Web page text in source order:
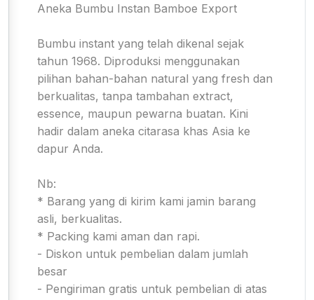
Aneka Bumbu Instan Bamboe Export
Bumbu instant yang telah dikenal sejak
tahun 1968. Diproduksi menggunakan
pilihan bahan-bahan natural yang fresh dan
berkualitas, tanpa tambahan extract,
essence, maupun pewarna buatan. Kini
hadir dalam aneka citarasa khas Asia ke
dapur Anda.
Nb:
* Barang yang di kirim kami jamin barang
asli, berkualitas.
* Packing kami aman dan rapi.
- Diskon untuk pembelian dalam jumlah
besar
- Pengiriman gratis untuk pembelian di atas